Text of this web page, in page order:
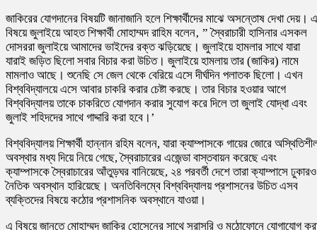
জাকিরের যোগদানের বিষয়টি জানাজানি হলে শিক্ষার্থীদের মাঝে অসন্তোষ দেখা দেয়। এ
বিষয়ে জুলাইয়ে আহত শিক্ষার্থী মোহাম্মদ রাহিম বলেন‚ ” স্বৈরাচারী হাসিনার এসকল
দোসররা জুলাইয়ে আমাদের ভাইদের রক্ত ঝড়িয়েছে। জুলাইয়ে হামলার সাথে যারা
যারাই জড়িত ছিলো সবার বিচার করা উচিত। জুলাইয়ে হামলায় তার (জাকির) নামে
মামলাও আছে। শুনেছি সে জেল থেকে বেরিয়ে এসে দীর্ঘদিন পলাতক ছিলো। এখন
বিশ্ববিদ্যালয়ে এসে আবার চাকরি করার চেষ্টা করছে। তার বিচার হওয়ার আগে
বিশ্ববিদ্যালয় তাকে চাকরিতে যোগদান করার সুযোগ করে দিলে তা জুলাই যোদ্ধা এবং
জুলাই শহিদদের সাথে গাদ্দারি করা হবে।’
বিশ্ববিদ্যালয় শিক্ষার্থী হান্নান রহিম বলেন, যারা ক্যাম্পাসকে গায়ের জোরে
অবস্থার মধ্য দিয়ে নিয়ে গেছে, স্বৈরাচারের এজেন্ডা বাস্তবায়ন করেছে এবং
ক্যাম্পাসকে স্বৈরাচারের আঁতুড়ঘর বানিয়েছে, ২৪ পরবর্তী দেশে তারা ক্যাম্পাসে ঢুকারও
নৈতিক অবস্থান হারিয়েছে। অনতিবিলম্বে বিশ্ববিদ্যালয় প্রশাসনের উচিত এসব
ব্যক্তিদের বিষয়ে কঠোর প্রশাসনিক অবস্থানে যাওয়া।
এ বিষয়ে জানতে মোহাম্মদ জাকির হোসেনের সাথে সরাসরি ও মুঠোফোনে যোগাযোগ